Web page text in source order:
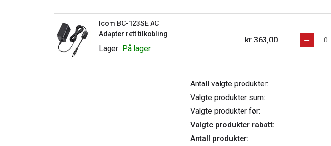
Icom BC-123SE AC
Adapter rett tilkobling
Lager På lager
kr 363,00
Antall valgte produkter:
Valgte produkter sum:
Valgte produkter før:
Valgte produkter rabatt:
Antall produkter: